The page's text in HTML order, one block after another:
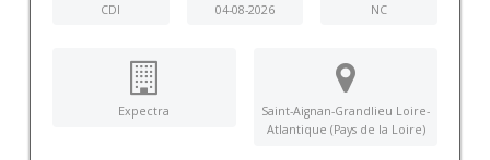
CDI 04-08-2026 NC
Expectra
Saint-Aignan-Grandlieu Loire-
Atlantique (Pays de la Loire)